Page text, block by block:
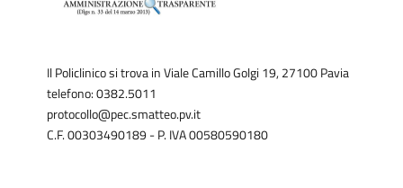
Il Policlinico si trova in Viale Camillo Golgi 19, 27100 Pavia
telefono: 0382.5011
protocollo@pec.smatteo.pv.it
C.F. 00303490189 - P. IVA 00580590180